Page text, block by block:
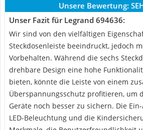
Unsere Bewertung:
Unser Fazit für Legrand 694636:
Wir sind von den vielfältigen
Steckdosenleiste beeindruckt, jedoch
Vorbehalten. Während die sechs
drehbare Design eine hohe
bieten, könnte die Leiste von einem
Überspannungsschutz profitieren, um
Geräte noch besser zu sichern. Die
LED-Beleuchtung und die